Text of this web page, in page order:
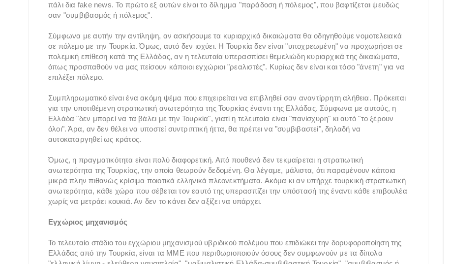
πάλι δια fake news. Το πρώτο εξ αυτών είναι το δίλημμα "παράδοση ή πόλεμος", που βαφτίζεται ψευδώς
σαν "συμβιβασμός ή πόλεμος".
Σύμφωνα με αυτήν την αντίληψη, αν ασκήσουμε τα κυριαρχικά δικαιώματα θα οδηγηθούμε νομοτελειακά
σε πόλεμο με την Τουρκία. Όμως, αυτό δεν ισχύει. Η Τουρκία δεν είναι "υποχρεωμένη" να προχωρήσει σε
πολεμική επίθεση κατά της Ελλάδας, αν η τελευταία υπερασπίσει θεμελιώδη κυριαρχικά της δικαιώματα,
όπως προσπαθούν να μας πείσουν κάποιοι εγχώριοι "ρεαλιστές". Κυρίως δεν είναι και τόσο "άνετη" για να
επιλέξει πόλεμο.
Συμπληρωματικό είναι ένα ακόμη ψέμα που επιχειρείται να επιβληθεί σαν αναντίρρητη αλήθεια. Πρόκειται
για την υποτιθέμενη στρατιωτική ανωτερότητα της Τουρκίας έναντι της Ελλάδας. Σύμφωνα με αυτούς, η
Ελλάδα "δεν μπορεί να τα βάλει με την Τουρκία", γιατί η τελευταία είναι "πανίσχυρη" κι αυτό "το ξέρουν
όλοι". Άρα, αν δεν θέλει να υποστεί συντριπτική ήττα, θα πρέπει να "συμβιβαστεί", δηλαδή να
αυτοκαταργηθεί ως κράτος.
Όμως, η πραγματικότητα είναι πολύ διαφορετική. Από πουθενά δεν τεκμαίρεται η στρατιωτική
ανωτερότητα της Τουρκίας, την οποία θεωρούν δεδομένη. Θα λέγαμε, μάλιστα, ότι παραμένουν κάποια
μικρά πλην πιθανώς κρίσιμα ποιοτικά ελληνικά πλεονεκτήματα. Ακόμα κι αν υπήρχε τουρκική στρατιωτική
ανωτερότητα, κάθε χώρα που σέβεται τον εαυτό της υπερασπίζει την υπόστασή της έναντι κάθε επιβουλέα
χωρίς να μετράει κουκιά. Αν δεν το κάνει δεν αξίζει να υπάρχει.
Εγχώριος μηχανισμός
Το τελευταίο στάδιο του εγχώριου μηχανισμού υβριδικού πολέμου που επιδιώκει την δορυφοροποίηση της
Ελλάδας από την Τουρκία, είναι τα ΜΜΕ που περιθωριοποιούν όσους δεν συμφωνούν με τα δίπολα